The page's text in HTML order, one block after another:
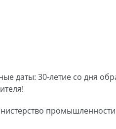
даты: 30-летие со дня